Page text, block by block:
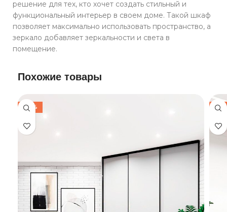
решение для тех, кто хочет создать стильный и
функциональный интерьер в своем доме. Такой шкаф
позволяет максимально использовать пространство, а
зеркало добавляет зеркальности и света в
помещение.
Похожие товары
-30% -